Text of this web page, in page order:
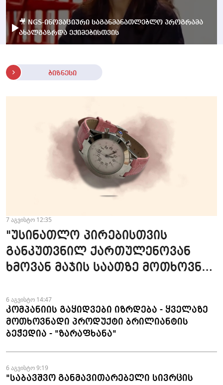
🎥 NGS-ინოვაციური საგანმანათლებლო პროგრამა
ახალგაზრდა ექიმებისთვის
ბიზნესი
7 აგვისტო 12:35
"უსინათლო პირებისთვის
განკუთვნილ ქართულენოვან
ხმოვან მაჯის საათზე მოთხოვნა
6 აგვისტო 14:47
კომპანიის გაყიდვები იზრდება - ყველაზე
მოთხოვნადი პროდუქტი ბრილიანტის
ბეჭედია - "ზარაფხანა"
6 აგვისტო 9:19
"საბავშვო განმავითარებელი სივრცის